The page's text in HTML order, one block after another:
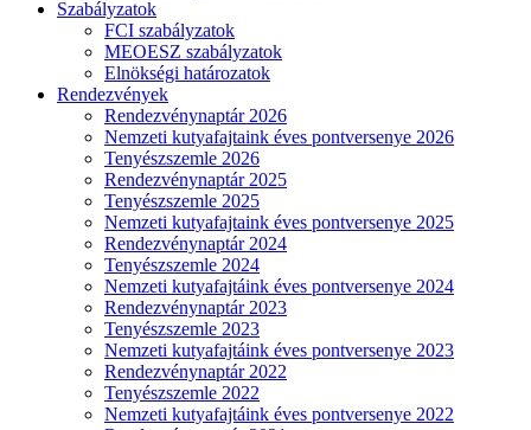
Szabályzatok
FCI szabályzatok
MEOESZ szabályzatok
Elnökségi határozatok
Rendezvények
Rendezvénynaptár 2026
Nemzeti kutyafajtaink éves pontversenye 2026
Tenyészszemle 2026
Rendezvénynaptár 2025
Tenyészszemle 2025
Nemzeti kutyafajtaink éves pontversenye 2025
Rendezvénynaptár 2024
Tenyészszemle 2024
Nemzeti kutyafajtáink éves pontversenye 2024
Rendezvénynaptár 2023
Tenyészszemle 2023
Nemzeti kutyafajtáink éves pontversenye 2023
Rendezvénynaptár 2022
Tenyészszemle 2022
Nemzeti kutyafajtáink éves pontversenye 2022